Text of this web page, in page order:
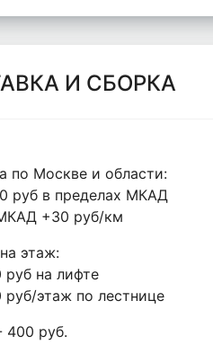
И СБОРКА
по Москве и области:
руб в пределах МКАД
+30 руб/км
этаж:
руб на лифте
руб/этаж по лестнице
400 руб.